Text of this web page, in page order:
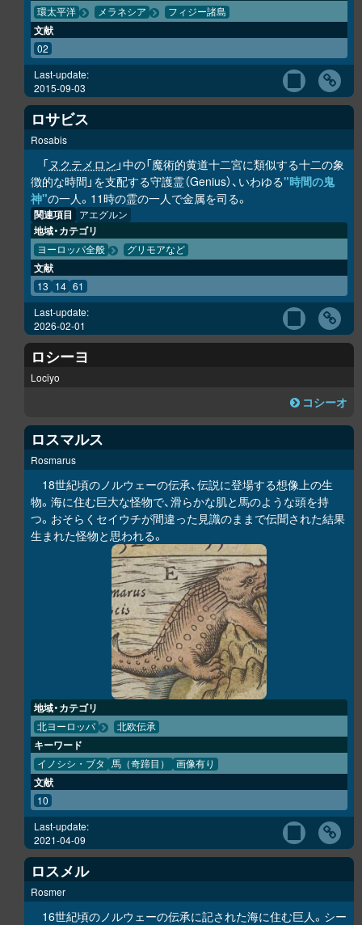
環太平洋 メラネシア フィジー諸島
文献
02
Last-update:
2015-09-03
ロサビス
Rosabis
「ヌクテメロン 」中の「魔術的黄道十二宮に類似する十二の象
徴的な時間」を支配する守護霊（Genius）、いわゆる"時間の鬼
神"の一人。11時の霊の一人で金属を司る。
関連項目 アエグルン
地域・カテゴリ
ヨーロッパ全般 グリモアなど
文献
13 14 61
Last-update:
2026-02-01
ロシーヨ
Lociyo
コシーオ
ロスマルス
Rosmarus
18世紀頃のノルウェーの伝承、伝説に登場する想像上の生
物。海に住む巨大な怪物で、滑らかな肌と馬のような頭を持
つ。おそらくセイウチが間違った見識のままで伝聞された結果
生まれた怪物と思われる。
地域・カテゴリ
北ヨーロッパ 北欧伝承
キーワード
イノシシ・ブタ 馬（奇蹄目） 画像有り
文献
10
Last-update:
2021-04-09
ロスメル
Rosmer
16世紀頃のノルウェーの伝承に記された海に住む巨人。シー